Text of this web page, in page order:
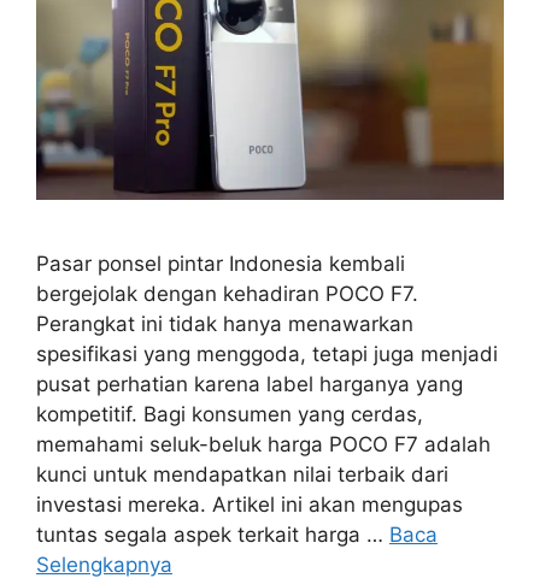
Pasar ponsel pintar Indonesia kembali
bergejolak dengan kehadiran POCO F7.
Perangkat ini tidak hanya menawarkan
spesifikasi yang menggoda, tetapi juga menjadi
pusat perhatian karena label harganya yang
kompetitif. Bagi konsumen yang cerdas,
memahami seluk-beluk harga POCO F7 adalah
kunci untuk mendapatkan nilai terbaik dari
investasi mereka. Artikel ini akan mengupas
tuntas segala aspek terkait harga … Baca
Selengkapnya